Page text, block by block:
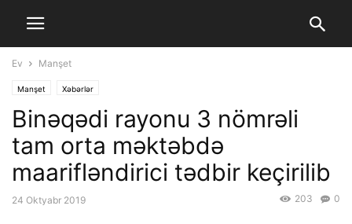
Ev Manşet
Manşet Xəbərlər
Binəqədi rayonu 3 nömrəli
tam orta məktəbdə
maarifləndirici tədbir keçirilib
24 Oktyabr 2019 0
203